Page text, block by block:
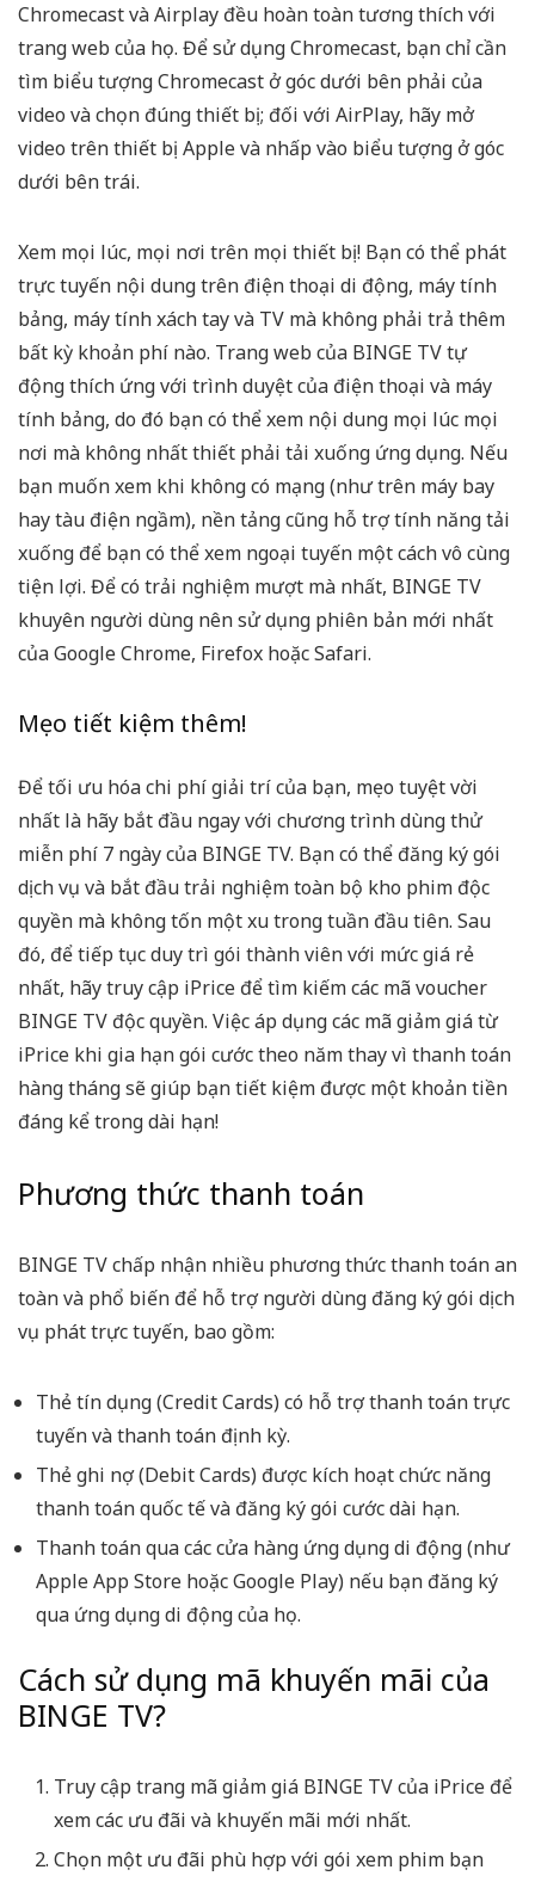
Chromecast và Airplay đều hoàn toàn tương thích với
trang web của họ. Để sử dụng Chromecast, bạn chỉ cần
tìm biểu tượng Chromecast ở góc dưới bên phải của
video và chọn đúng thiết bị; đối với AirPlay, hãy mở
video trên thiết bị Apple và nhấp vào biểu tượng ở góc
dưới bên trái.
Xem mọi lúc, mọi nơi trên mọi thiết bị! Bạn có thể phát
trực tuyến nội dung trên điện thoại di động, máy tính
bảng, máy tính xách tay và TV mà không phải trả thêm
bất kỳ khoản phí nào. Trang web của BINGE TV tự
động thích ứng với trình duyệt của điện thoại và máy
tính bảng, do đó bạn có thể xem nội dung mọi lúc mọi
nơi mà không nhất thiết phải tải xuống ứng dụng. Nếu
bạn muốn xem khi không có mạng (như trên máy bay
hay tàu điện ngầm), nền tảng cũng hỗ trợ tính năng tải
xuống để bạn có thể xem ngoại tuyến một cách vô cùng
tiện lợi. Để có trải nghiệm mượt mà nhất, BINGE TV
khuyên người dùng nên sử dụng phiên bản mới nhất
của Google Chrome, Firefox hoặc Safari.
Mẹo tiết kiệm thêm!
Để tối ưu hóa chi phí giải trí của bạn, mẹo tuyệt vời
nhất là hãy bắt đầu ngay với chương trình dùng thử
miễn phí 7 ngày của BINGE TV. Bạn có thể đăng ký gói
dịch vụ và bắt đầu trải nghiệm toàn bộ kho phim độc
quyền mà không tốn một xu trong tuần đầu tiên. Sau
đó, để tiếp tục duy trì gói thành viên với mức giá rẻ
nhất, hãy truy cập iPrice để tìm kiếm các mãvoucher
BINGE TV độc quyền. Việc áp dụng các mã giảm giá từ
iPrice khi gia hạn gói cước theo năm thay vì thanh toán
hàng tháng sẽ giúp bạn tiết kiệm được một khoản tiền
đáng kể trong dài hạn!
Phương thức thanh toán
BINGE TV chấp nhận nhiều phương thức thanh toán an
toàn và phổ biến để hỗ trợ người dùng đăng ký gói dịch
vụ phát trực tuyến, bao gồm:
Thẻ tín dụng (Credit Cards) có hỗ trợ thanh toán trực
tuyến và thanh toán định kỳ.
Thẻ ghi nợ (Debit Cards) được kích hoạt chức năng
thanh toán quốc tế và đăng ký gói cước dài hạn.
Thanh toán qua các cửa hàng ứng dụng di động (như
Apple App Store hoặc Google Play) nếu bạn đăng ký
qua ứng dụng di động của họ.
Cách sử dụng mã khuyến mãi của
BINGE TV?
Truy cập trang mã giảm giá BINGE TV của iPrice để
xem các ưu đãi và khuyến mãi mới nhất.
Chọn một ưu đãi phù hợp với gói xem phim bạn